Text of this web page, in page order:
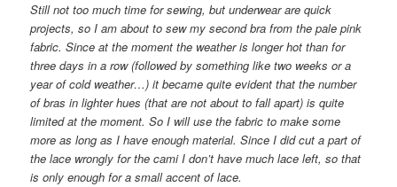
Still not too much time for sewing, but underwear are quick
projects, so I am about to sew my second bra from the pale pink
fabric. Since at the moment the weather is longer hot than for
three days in a row (followed by something like two weeks or a
year of cold weather…) it became quite evident that the number
of bras in lighter hues (that are not about to fall apart) is quite
limited at the moment. So I will use the fabric to make some
more as long as I have enough material. Since I did cut a part of
the lace wrongly for the cami I don’t have much lace left, so that
is only enough for a small accent of lace.